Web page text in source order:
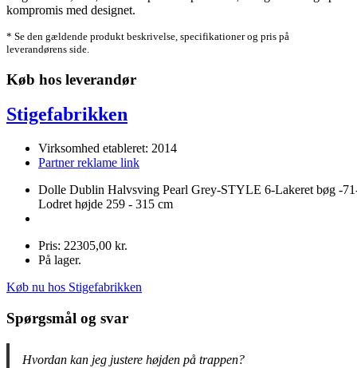
kompromis med designet.
* Se den gældende produkt beskrivelse, specifikationer og pris på
leverandørens side.
Køb hos leverandør
Stigefabrikken
Virksomhed etableret: 2014
Partner reklame link
Dolle Dublin Halvsving Pearl Grey-STYLE 6-Lakeret bøg -
Lodret højde 259 - 315 cm
Pris: 22305,00 kr.
På lager.
Køb nu hos Stigefabrikken
Spørgsmål og svar
Hvordan kan jeg justere højden på trappen?